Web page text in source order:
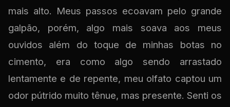
mais alto. Meus passos ecoavam pelo grande
galpão, porém, algo mais soava aos meus
ouvidos além do toque de minhas botas no
cimento, era como algo sendo arrastado
lentamente e de repente, meu olfato captou um
odor pútrido muito tênue, mas presente. Senti os